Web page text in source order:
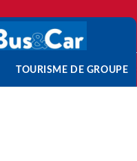
TOURISME DE GROUPE